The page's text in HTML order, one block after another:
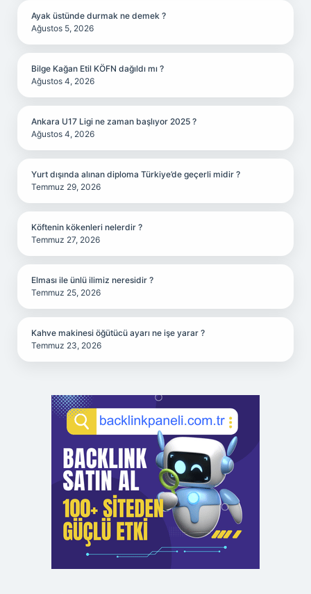
Ayak üstünde durmak ne demek ?
Ağustos 5, 2026
Bilge Kağan Etil KÖFN dağıldı mı ?
Ağustos 4, 2026
Ankara U17 Ligi ne zaman başlıyor 2025 ?
Ağustos 4, 2026
Yurt dışında alınan diploma Türkiye’de geçerli midir ?
Temmuz 29, 2026
Köftenin kökenleri nelerdir ?
Temmuz 27, 2026
Elması ile ünlü ilimiz neresidir ?
Temmuz 25, 2026
Kahve makinesi öğütücü ayarı ne işe yarar ?
Temmuz 23, 2026